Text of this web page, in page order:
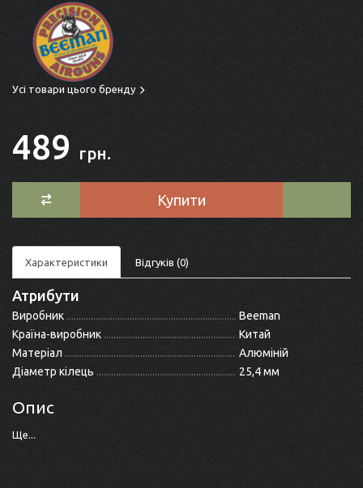
Усі товари цього бренду
489 грн.
Купити
Характеристики Відгуків (0)
Атрибути
Виробник
Beeman
Країна-виробник
Китай
Матеріал
Алюміній
Діаметр кілець
25,4 мм
Опис
Ще...